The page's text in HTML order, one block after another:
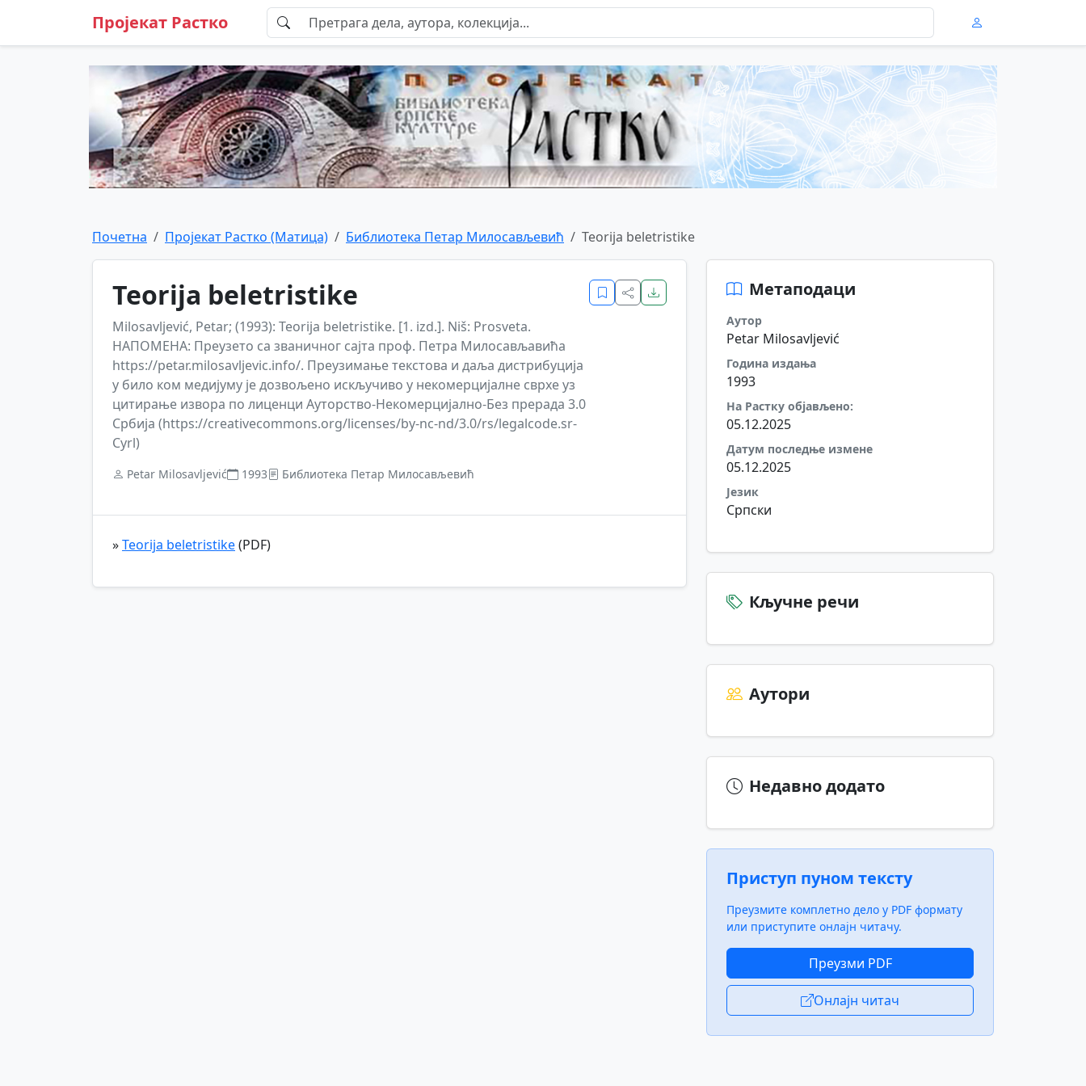
Пројекат Растко
Почетна Пројекат Растко (Матица) Библиотека Петар Милосављевић Teorija beletristike
Teorija beletristike
Milosavljević, Petar; (1993): Teorija beletristike. [1. izd.]. Niš: Prosveta.
НАПОМЕНА: Преузето са званичног сајта проф. Петра Милосављавића
https://petar.milosavljevic.info/. Преузимање текстова и даља дистрибуција
у било ком медијуму је дозвољено искључиво у некомерцијалне сврхе уз
цитирање извора по лиценци Ауторство-Некомерцијално-Без прерада 3.0
Србија (https://creativecommons.org/licenses/by-nc-nd/3.0/rs/legalcode.sr-
Cyrl)
Petar Milosavljević 1993 Библиотека Петар Милосављевић
»Teorija beletristike(PDF)
Метаподаци
Аутор
Petar Milosavljević
Година издања
1993
На Растку објављено:
05.12.2025
Датум последње измене
05.12.2025
Језик
Српски
Кључне речи
Аутори
Недавно додато
Приступ пуном тексту
Преузмите комплетно дело у PDF формату
или приступите онлајн читачу.
Преузми PDF
Онлајн читач